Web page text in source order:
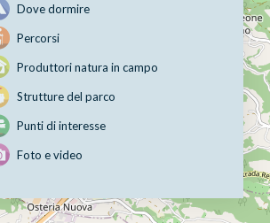
Dove dormire
Percorsi
Produttori natura in campo
Strutture del parco
Punti di interesse
Foto e video